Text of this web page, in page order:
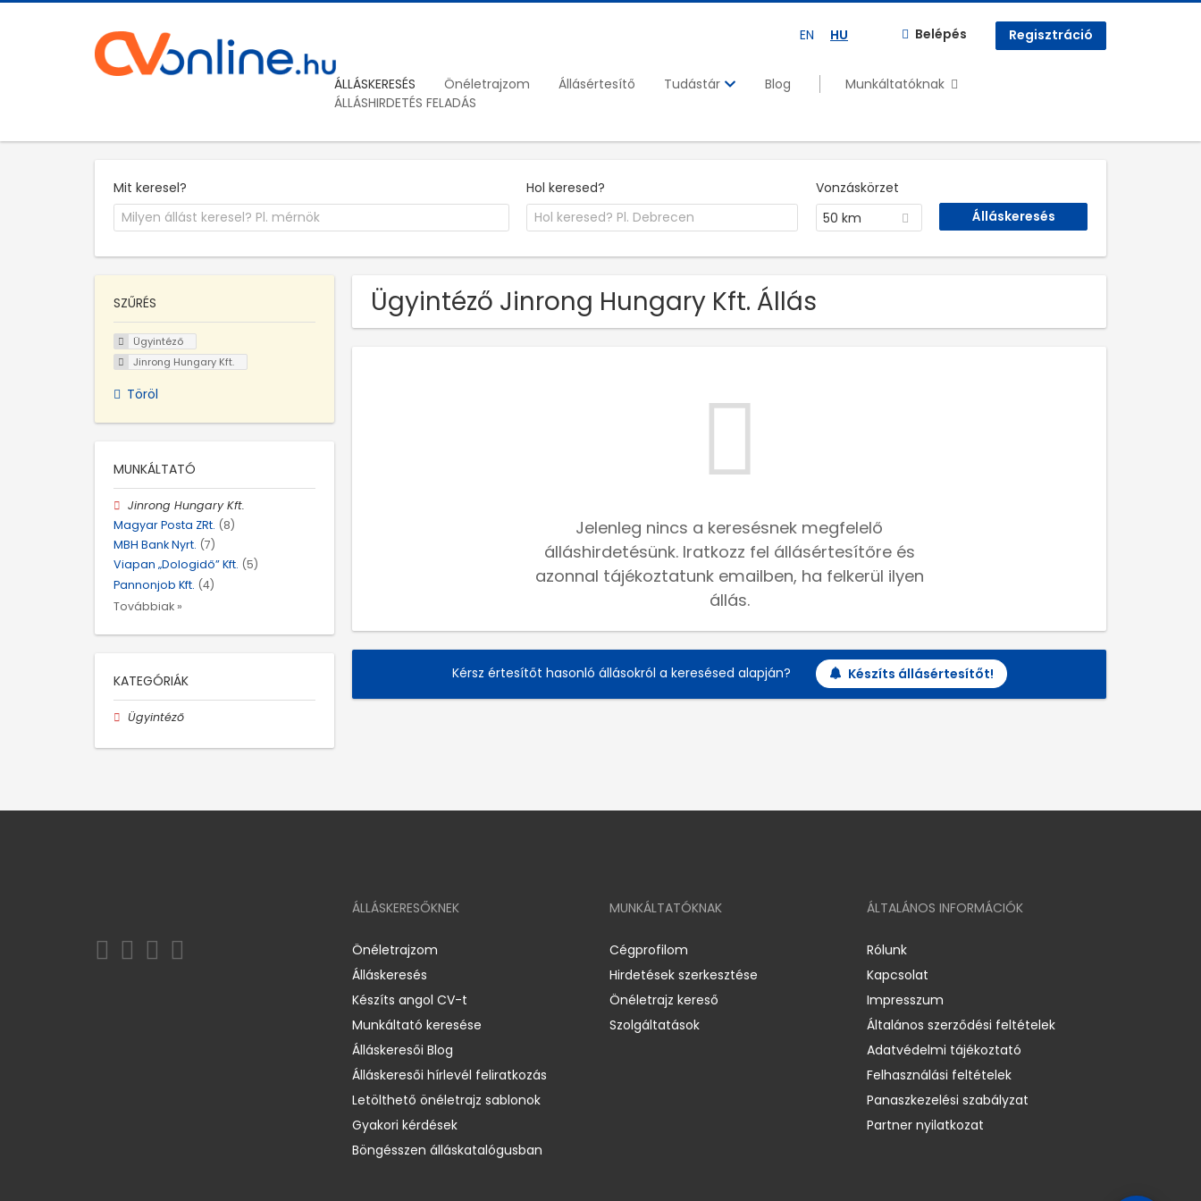
EN HU Belépés Regisztráció
ÁLLÁSKERESÉS Önéletrajzom Állásértesítő Tudástár Blog
Munkáltatóknak
ÁLLÁSHIRDETÉS FELADÁS
Mit keresel? Hol keresed?
Vonzáskörzet
50 km
Ügyintéző Jinrong Hungary Kft. Állás
Jelenleg nincs a keresésnek megfelelő
álláshirdetésünk. Iratkozz fel állásértesítőre és
azonnal tájékoztatunk emailben, ha felkerül ilyen
állás.
Kérsz értesítőt hasonló állásokról a keresésed alapján? Készíts állásértesítőt!
SZŰRÉS
Ügyintéző
Jinrong Hungary Kft.
Töröl
MUNKÁLTATÓ
Jinrong Hungary Kft.
Magyar Posta ZRt. (8)
MBH Bank Nyrt. (7)
Viapan „Dologidő” Kft. (5)
Pannonjob Kft. (4)
Továbbiak »
KATEGÓRIÁK
Ügyintéző
ÁLLÁSKERESŐKNEK
Önéletrajzom
Álláskeresés
Készíts angol CV-t
Munkáltató keresése
Álláskeresői Blog
Álláskeresői hírlevél feliratkozás
Letölthető önéletrajz sablonok
Gyakori kérdések
Böngésszen álláskatalógusban
MUNKÁLTATÓKNAK
Cégprofilom
Hirdetések szerkesztése
Önéletrajz kereső
Szolgáltatások
ÁLTALÁNOS INFORMÁCIÓK
Rólunk
Kapcsolat
Impresszum
Általános szerződési feltételek
Adatvédelmi tájékoztató
Felhasználási feltételek
Panaszkezelési szabályzat
Partner nyilatkozat